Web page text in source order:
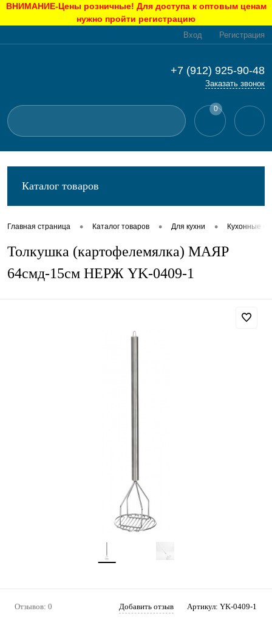
ВНИМАНИЕ-Цены розничные! Для доступа к оптовым ценам
нужно пройти регистрацию
Вход Регистрация
+7 (912) 925-90-48
Заказать звонок
0
Каталог товаров
Главная страница • Каталог товаров • Для кухни • Кухонные
Толкушка (картофелемялка) МАЯР
64смд-15см НЕРЖ YK-0409-1
Отзывов: 0 Добавить отзыв Артикул: YK-0409-1